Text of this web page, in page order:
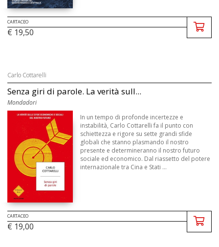
CARTACEO
€ 19,50
Carlo Cottarelli
Senza giri di parole. La verità sull...
Mondadori
In un tempo di profonde incertezze e
instabilità, Carlo Cottarelli fa il punto con
schiettezza e rigore su sette grandi sfide
globali che stanno plasmando il nostro
presente e determineranno il nostro futuro
sociale ed economico. Dal riassetto del potere
internazionale tra Cina e Stati ...
CARTACEO
€ 19,00